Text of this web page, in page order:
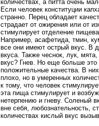
количествах, а питта очень
Если человек конституции
странно. Перец обладает
страдает от ожирения или от
стимулирует отделение
Например, асафетида, тмин,
все они имеют острый вкус. В
вкуса. Также чеснок, лук,
вкус? Гнев. Но еще больше это
положительные качества. В
плохо, но в умеренных
к тому, что человек
эта пища стимулирует и
нетерпению и гневу. Соленый
вне себя, любознательность,
количествах кислый вкус